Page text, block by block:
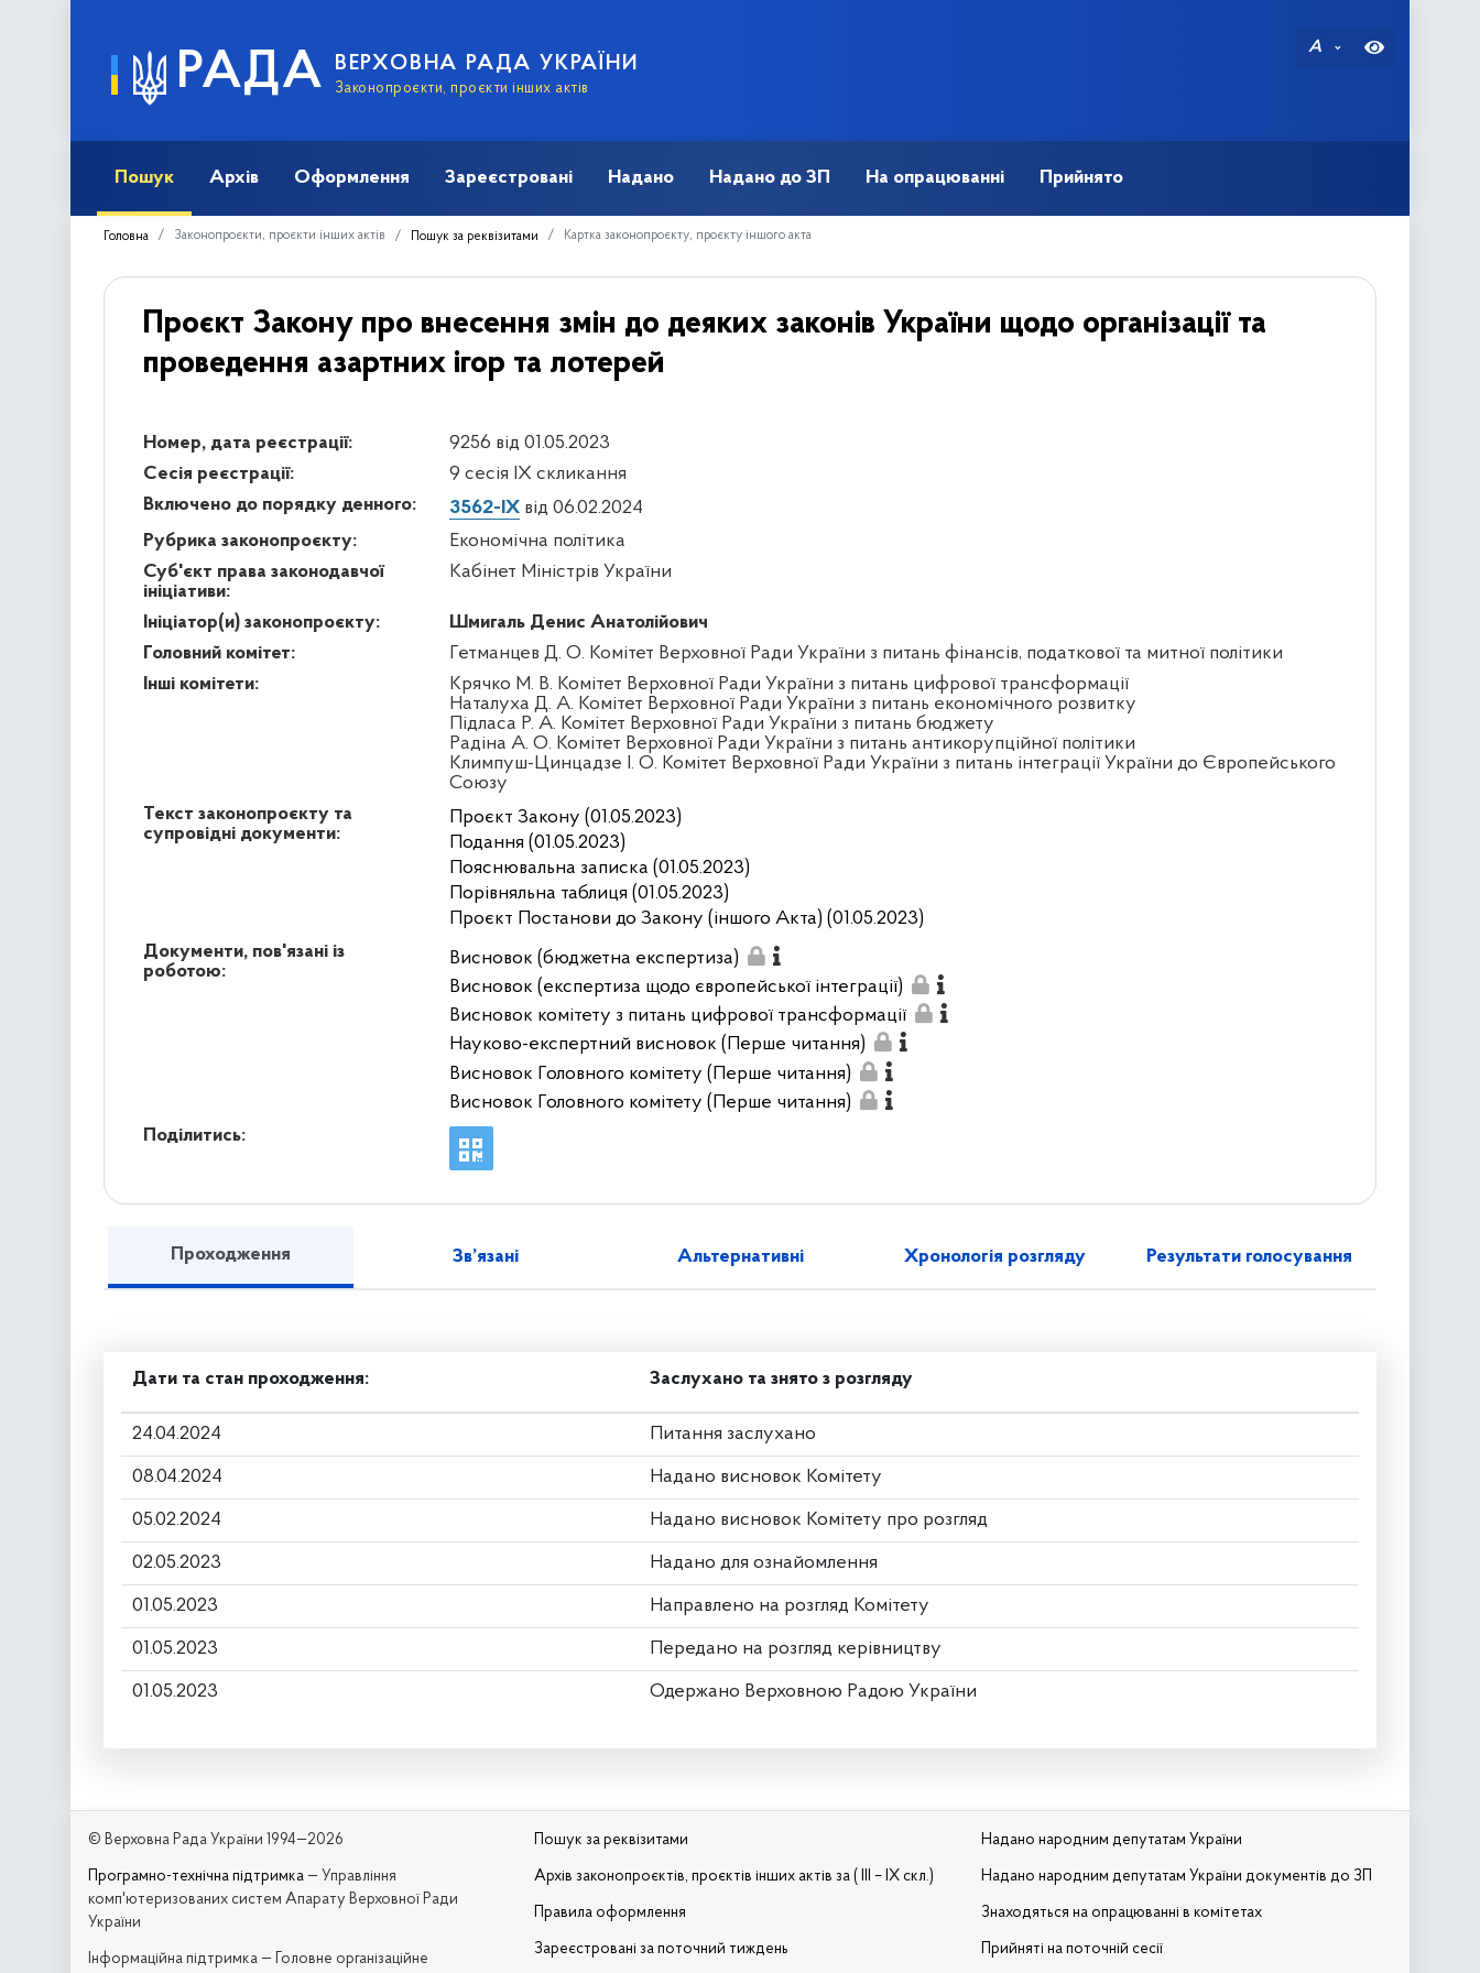
РАДА ВЕРХОВНА РАДА УКРАЇНИ
Законопроєкти, проєкти інших актів
A
Пошук Архів Оформлення Зареєстровані Надано Надано до ЗП На опрацюванні Прийнято
Головна Законопроєкти, проєкти інших актів Пошук за реквізитами Картка законопроєкту, проєкту іншого акта
Проєкт Закону про внесення змін до деяких законів України щодо організації та
проведення азартних ігор та лотерей
Номер, дата реєстрації:
9256 від 01.05.2023
Сесія реєстрації:
9 сесія IX скликання
Включено до порядку денного:
3562-IX від 06.02.2024
Рубрика законопроєкту:
Економічна політика
Суб'єкт права законодавчої
ініціативи:
Кабінет Міністрів України
Ініціатор(и) законопроєкту:
Шмигаль Денис Анатолійович
Головний комітет:
Гетманцев Д. О. Комітет Верховної Ради України з питань фінансів, податкової та митної політики
Інші комітети:
Крячко М. В. Комітет Верховної Ради України з питань цифрової трансформації
Наталуха Д. А. Комітет Верховної Ради України з питань економічного розвитку
Підласа Р. А. Комітет Верховної Ради України з питань бюджету
Радіна А. О. Комітет Верховної Ради України з питань антикорупційної політики
Климпуш-Цинцадзе І. О. Комітет Верховної Ради України з питань інтеграції України до Європейського
Союзу
Текст законопроєкту та
супровідні документи:
Проєкт Закону (01.05.2023)
Подання (01.05.2023)
Пояснювальна записка (01.05.2023)
Порівняльна таблиця (01.05.2023)
Проєкт Постанови до Закону (іншого Акта) (01.05.2023)
Документи, пов'язані із
роботою:
Висновок (бюджетна експертиза)
Висновок (експертиза щодо європейської інтеграції)
Висновок комітету з питань цифрової трансформації
Науково-експертний висновок (Перше читання)
Висновок Головного комітету (Перше читання)
Висновок Головного комітету (Перше читання)
Поділитись:
Проходження Зв’язані Альтернативні Хронологія розгляду Результати голосування
Дати та стан проходження: Заслухано та знято з розгляду
24.04.2024 Питання заслухано
08.04.2024 Надано висновок Комітету
05.02.2024 Надано висновок Комітету про розгляд
02.05.2023 Надано для ознайомлення
01.05.2023 Направлено на розгляд Комітету
01.05.2023 Передано на розгляд керівництву
01.05.2023 Одержано Верховною Радою України
© Верховна Рада України 1994—2026
Програмно-технічна підтримка — Управління
комп'ютеризованих систем Апарату Верховної Ради
України
Iнформаційна підтримка — Головне організаційне
Пошук за реквізитами
Архів законопроєктів, проєктів інших актів за ( III – IX скл.)
Правила оформлення
Зареєстровані за поточний тиждень
Надано народним депутатам України
Надано народним депутатам України документів до ЗП
Знаходяться на опрацюванні в комітетах
Прийняті на поточній сесії